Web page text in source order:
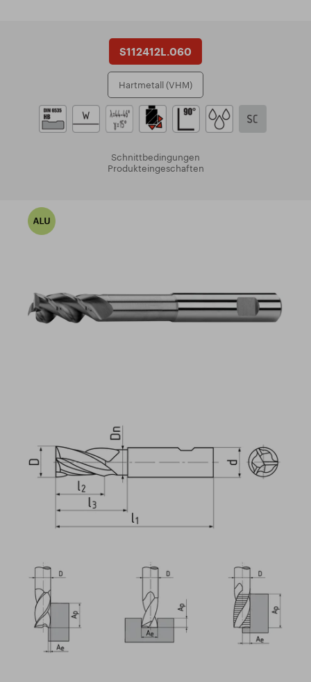
S112412L.060
Hartmetall (VHM)
Schnittbedingungen
Produkteingeschaften